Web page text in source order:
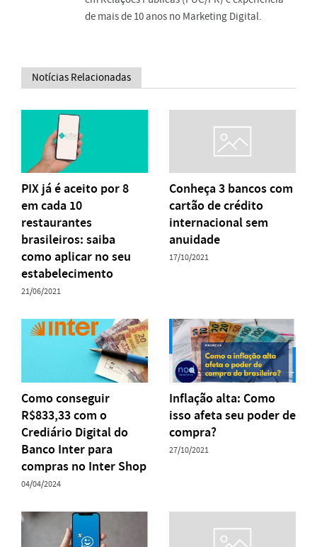
de mais de 10 anos no Marketing Digital.
Notícias Relacionadas
PIX já é aceito por 8
em cada 10
restaurantes
brasileiros: saiba
como aplicar no seu
estabelecimento
21/06/2021
Conheça 3 bancos com
cartão de crédito
internacional sem
anuidade
17/10/2021
Como conseguir
R$833,33 com o
Crediário Digital do
Banco Inter para
compras no Inter Shop
04/04/2024
Inflação alta: Como
isso afeta seu poder de
compra?
27/10/2021